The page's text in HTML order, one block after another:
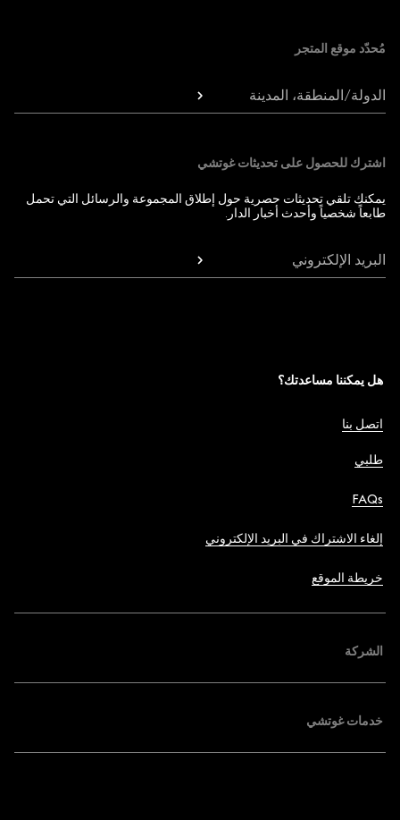
مُحدّد موقع المتجر
الدولة/المنطقة، المدينة
اشترك للحصول على تحديثات غوتشي
يمكنك تلقي تحديثات حصرية حول إطلاق المجموعة والرسائل التي تحمل
طابعاً شخصياً وأحدث أخبار الدار.
البريد الإلكتروني
هل يمكننا مساعدتك؟
اتصل بنا
طلبي
FAQs
إلغاء الاشتراك في البريد الإلكتروني
خريطة الموقع
الشركة
خدمات غوتشي